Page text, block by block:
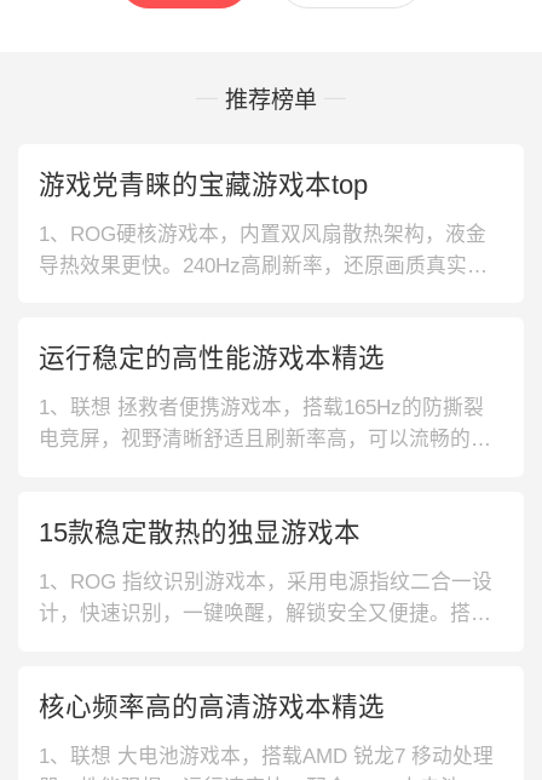
推荐榜单
游戏党青睐的宝藏游戏本top
1、ROG硬核游戏本，内置双风扇散热架构，液金
导热效果更快。240Hz高刷新率，还原画质真实
称式双风扇设计，长时间运行也无妨。3、机械师全
面屏游戏本，高清全面屏，大屏幕窄边框，可提升
视野。144Hz专业电
运行稳定的高性能游戏本精选
1、联想 拯救者便携游戏本，搭载165Hz的防撕裂
电竞屏，视野清晰舒适且刷新率高，可以流畅的呈
背光键盘，视觉效果更加清晰，能带来畅快淋漓的
游戏体验。内置11代智能英特尔酷睿处理器，性能
稳定又强悍。3、联想 拯
15款稳定散热的独显游戏本
1、ROG 指纹识别游戏本，采用电源指纹二合一设
计，快速识别，一键唤醒，解锁安全又便捷。搭载
风扇配合四出风口，快速排出热量，持久释放强性
能。采用DC调光技术，减少反射光源干扰，用眼更
舒适。3、ROG 便携轻薄游
核心频率高的高清游戏本精选
1、联想 大电池游戏本，搭载AMD 锐龙7 移动处理